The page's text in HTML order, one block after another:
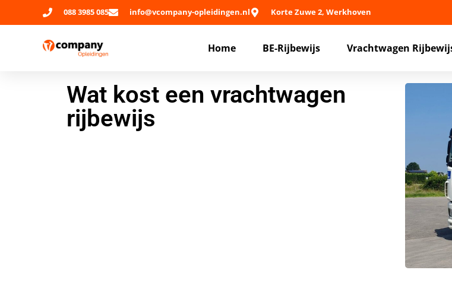
088 3985 085 info@vcompany-opleidingen.nl Korte Zuwe 2, Werkhoven
Home BE-Rijbewijs Vrachtwagen
Wat kost een vrachtwagen
rijbewijs